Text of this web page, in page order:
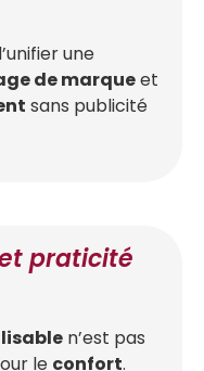
une
de marqueet
sans publicité
praticité
n’est pas
le confort.